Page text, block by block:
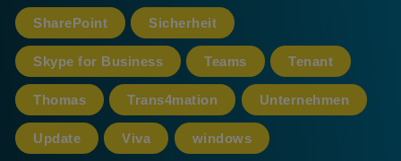
SharePoint Sicherheit
Skype for Business Teams Tenant
Thomas Trans4mation Unternehmen
Update Viva windows